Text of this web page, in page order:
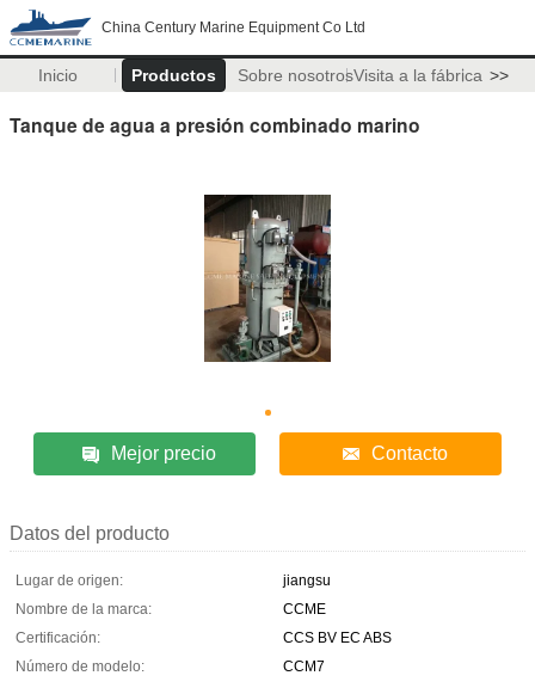
China Century Marine Equipment Co Ltd
Inicio Productos Sobre nosotrosVisita a la fábrica >>
Tanque de agua a presión combinado marino
Mejor precio Contacto
Datos del producto
Lugar de origen:
jiangsu
Nombre de la marca:
CCME
Certificación:
CCS BV EC ABS
Número de modelo:
CCM7